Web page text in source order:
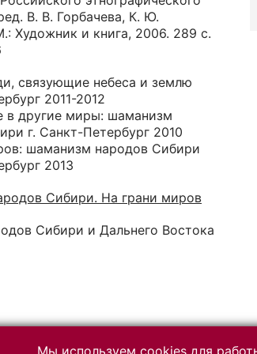
В. В. Горбачева, К. Ю.
Художник и книга, 2006. 289 с.
связующие небеса и землю
2011-2012
в другие миры: шаманизм
г. Санкт-Петербург 2010
шаманизм народов Сибири
2013
Сибири. На грани миров
Сибири и Дальнего Востока
Мы используем cookies для